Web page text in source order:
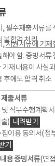
, 필수제출서류를
불합격 처리
,지원서류에 기재
야 함. 증빙서류
기재내용이 사실
후에도 합격 취소
출서류
직무수행계획
) 내려받기
이용 동의서(첨
기
용 증빙서류(면